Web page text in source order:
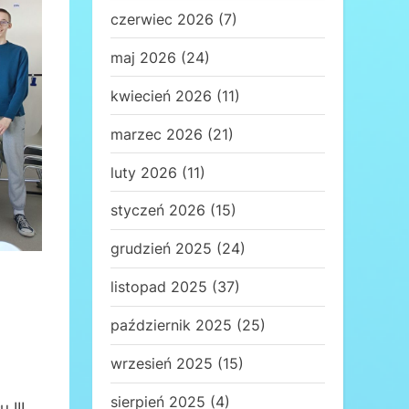
czerwiec 2026 (7)
maj 2026 (24)
kwiecień 2026 (11)
marzec 2026 (21)
luty 2026 (11)
styczeń 2026 (15)
grudzień 2025 (24)
listopad 2025 (37)
październik 2025 (25)
wrzesień 2025 (15)
sierpień 2025 (4)